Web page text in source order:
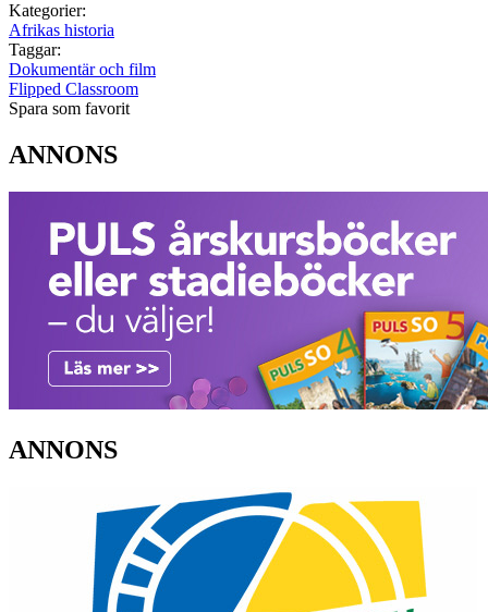
Kategorier:
Afrikas historia
Taggar:
Dokumentär och film
Flipped Classroom
Spara som favorit
ANNONS
ANNONS